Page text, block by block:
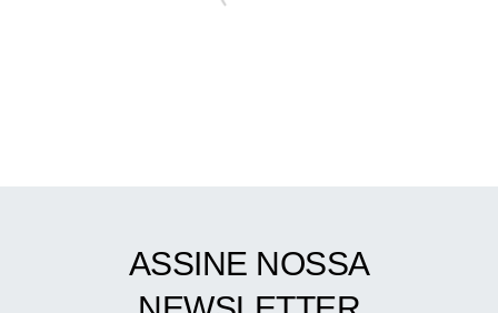
ASSINE NOSSA